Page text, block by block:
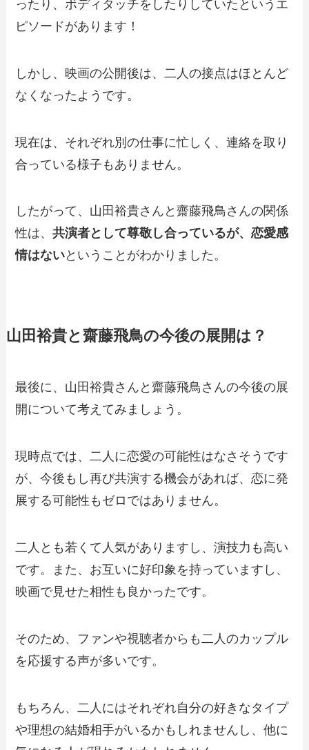
ったり、ボディタッチをしたりしていたというエ
ピソードがあります！
しかし、映画の公開後は、二人の接点はほとんど
なくなったようです。
現在は、それぞれ別の仕事に忙しく、連絡を取り
合っている様子もありません。
したがって、山田裕貴さんと齋藤飛鳥さんの関係
性は、共演者として尊敬し合っているが、恋愛感
情はないということがわかりました。
山田裕貴と齋藤飛鳥の今後の展開は？
最後に、山田裕貴さんと齋藤飛鳥さんの今後の展
開について考えてみましょう。
現時点では、二人に恋愛の可能性はなさそうです
が、今後もし再び共演する機会があれば、恋に発
展する可能性もゼロではありません。
二人とも若くて人気がありますし、演技力も高い
です。また、お互いに好印象を持っていますし、
映画で見せた相性も良かったです。
そのため、ファンや視聴者からも二人のカップル
を応援する声が多いです。
もちろん、二人にはそれぞれ自分の好きなタイプ
や理想の結婚相手がいるかもしれませんし、他に